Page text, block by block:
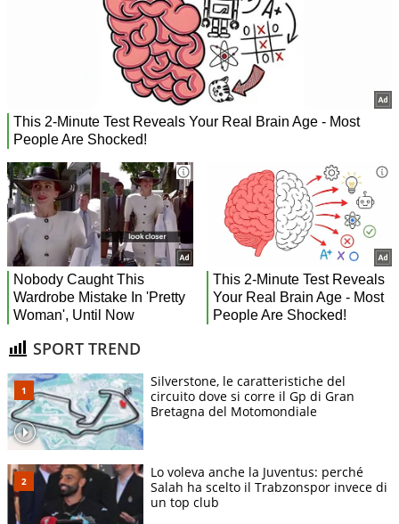
SPORT TREND
Silverstone, le caratteristiche del
circuito dove si corre il Gp di Gran
Bretagna del Motomondiale
Lo voleva anche la Juventus: perché
Salah ha scelto il Trabzonspor invece di
un top club